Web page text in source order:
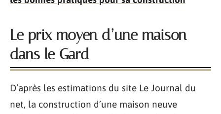
Le prix moyen d’une maison
dans le Gard
D’après les estimations du site Le Journal du
net, la construction d’une maison neuve